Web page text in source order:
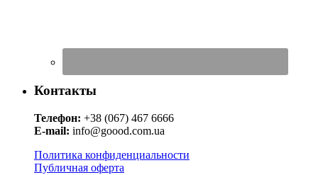
Контакты
Телефон: +38 (067) 467 6666
E-mail: info@goood.com.ua
Политика конфиденциальности
Публичная оферта